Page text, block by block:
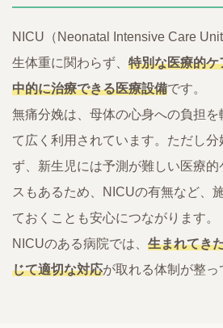
NICU（Neonatal Intensive Care
生体重に関わらず、 特別な医療的
中的に治療できる医療設備です。
無痛分娩は、母体の心身への負担
て広く利用されています。ただし
ず、新生児には予測が難しい医療
スもあるため、NICUの有無など、
ておくことも安心につながります。
NICUのある病院では、 生まれてき
じて適切な対応が取れる体制が整っ